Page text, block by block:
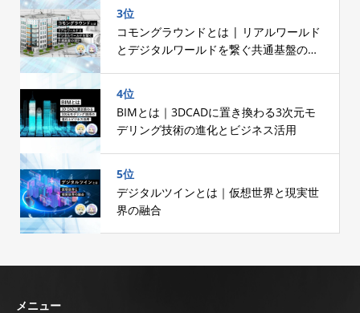
3位
コモングラウンドとは | リアルワールド
とデジタルワールドを繋ぐ共通基盤の設
4位
BIMとは｜3DCADに置き換わる3次元モ
デリング技術の進化とビジネス活用
5位
デジタルツインとは｜仮想世界と現実世
界の融合
メニュー